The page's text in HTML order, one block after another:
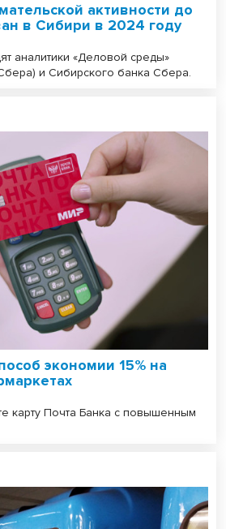
активности до
в Сибири в 2024 году
аналитики «Деловой среды»
и Сибирского банка Сбера.
экономии 15% на
карту Почта Банка с повышенным